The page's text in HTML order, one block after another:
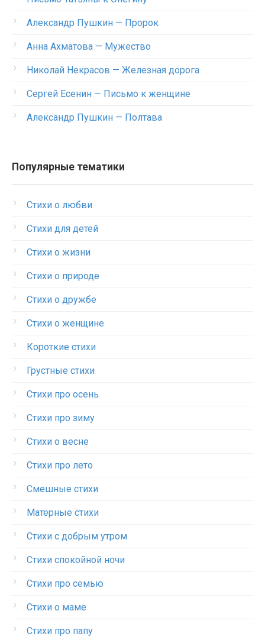
Александр Пушкин — Пророк
Анна Ахматова — Мужество
Николай Некрасов — Железная дорога
Сергей Есенин — Письмо к женщине
Александр Пушкин — Полтава
Популярные тематики
Стихи о любви
Стихи для детей
Стихи о жизни
Стихи о природе
Стихи о дружбе
Стихи о женщине
Короткие стихи
Грустные стихи
Стихи про осень
Стихи про зиму
Стихи о весне
Стихи про лето
Смешные стихи
Матерные стихи
Стихи с добрым утром
Стихи спокойной ночи
Стихи про семью
Стихи о маме
Стихи про папу